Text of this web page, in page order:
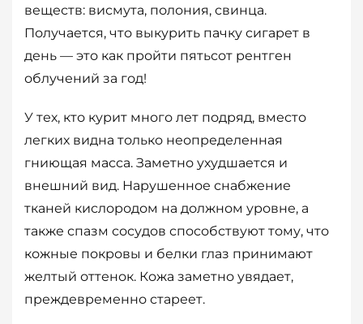
веществ: висмута, полония, свинца.
Получается, что выкурить пачку сигарет в
день — это как пройти пятьсот рентген
облучений за год!
У тех, кто курит много лет подряд, вместо
легких видна только неопределенная
гниющая масса. Заметно ухудшается и
внешний вид. Нарушенное снабжение
тканей кислородом на должном уровне, а
также спазм сосудов способствуют тому, что
кожные покровы и белки глаз принимают
желтый оттенок. Кожа заметно увядает,
преждевременно стареет.